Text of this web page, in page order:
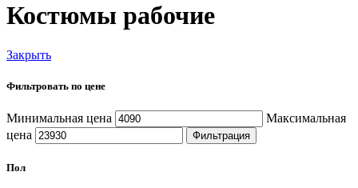
Костюмы рабочие
Закрыть
Фильтровать по цене
Минимальная цена
Максимальная
цена
Фильтрация
Пол